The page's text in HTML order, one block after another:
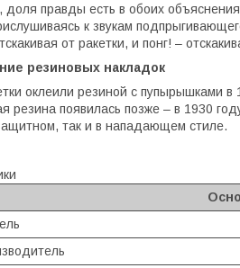
доля правды есть в обоих
к звукам
от ракетки, и понг! –
резиновых накладок
оклеили резиной с пупырышками
резина появилась позже – в 1930
так и в нападающем стиле.